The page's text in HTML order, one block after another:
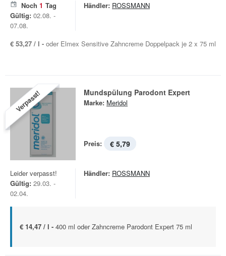
Noch 1 Tag
Gültig: 02.08. -
07.08.
Händler: ROSSMANN
€ 53,27 / l - oder Elmex Sensitive Zahncreme Doppelpack je 2 x 75 ml
Verpasst! Mundspülung Parodont Expert
Marke: Meridol
Preis: € 5,79
Leider verpasst!
Gültig: 29.03. -
02.04.
Händler: ROSSMANN
€ 14,47 / l - 400 ml oder Zahncreme Parodont Expert 75 ml